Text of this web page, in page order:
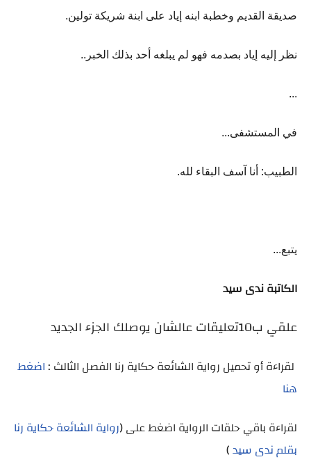
صديقة القديم وخطبة ابنه إياد على ابنة شريكة تولين.
نظر إليه إياد بصدمه فهو لم يبلغه أحد بذلك الخبر..
...
في المستشفى...
الطبيب: أنا آسف البقاء لله.
يتبع...
الكاتبة ندى سيد
علقي ب10تعليقات عالشان يوصلك الجزء الجديد
لقراءة أو تحميل رواية الشائعة حكاية رنا الفصل الثالث :اضغط
هنا
لقراءة باقي حلقات الرواية اضغط على (رواية الشائعة حكاية رنا
بقلم ندى سيد)